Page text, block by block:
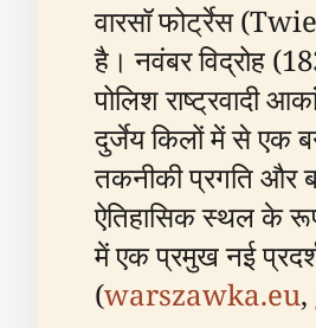
वारसॉ फोर्ट्रेस
है। नवंबर विद्रोह
पोलिश राष्ट्रवादी
दुर्जेय किलों में से एक
तकनीकी प्रगति और
ऐतिहासिक स्थल के
में एक प्रमुख नई
(warszawka.eu,